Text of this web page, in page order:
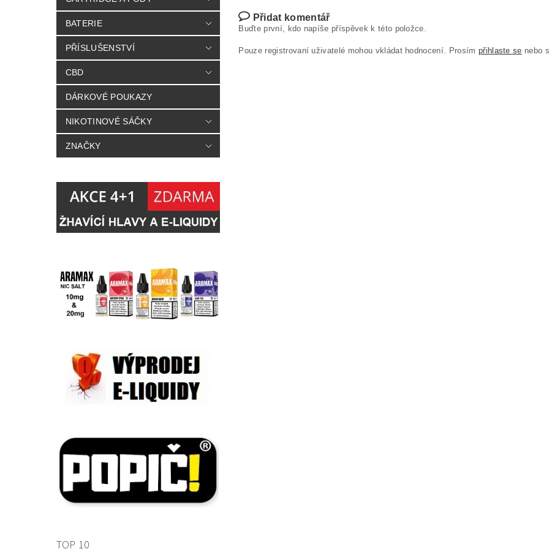
BATERIE
PŘÍSLUŠENSTVÍ
CBD
DÁRKOVÉ POUKAZY
NIKOTINOVÉ SÁČKY
ZNAČKY
TOP 10
Přidat komentář
Buďte první, kdo napíše příspěvek k této položce.
Pouze registrovaní uživatelé mohou vkládat hodnocení. Prosím přihlaste se nebo